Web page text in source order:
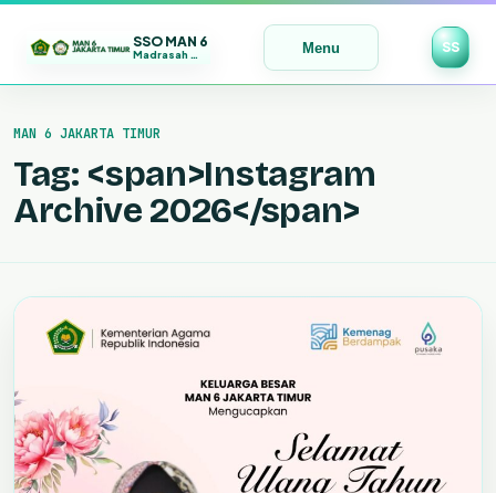
SSO MAN 6
Madrasah Maju | Bermutu | Mendunia Menu SS
keMAN 6 JAKARTA TIMUR
Tag: <span>Instagram
Archive 2026</span>